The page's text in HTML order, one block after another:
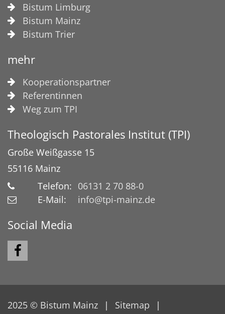
Bistum Limburg
Bistum Mainz
Bistum Trier
mehr
Kooperationspartner
Referentinnen
Weg zum TPI
Theologisch Pastorales Institut (TPI)
Große Weißgasse 15
55116 Mainz
Telefon: 06131 2 70 88-0
E-Mail:
info@tpi-mainz.de
Social Media
2025 © Bistum Mainz
Sitemap